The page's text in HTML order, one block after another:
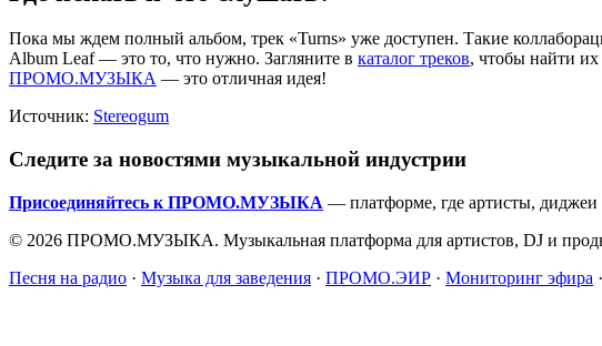
Пока мы ждем полный альбом, трек «Turns» уже доступен. Такие
Album Leaf — это то, что нужно. Загляните в каталог треков, чтобы найти
ПРОМО.МУЗЫКА — это отличная идея!
Источник: Stereogum
Следите за новостями музыкальной индустрии
Присоединяйтесь к ПРОМО.МУЗЫКА — платформе, где артисты, диджеи
© 2026 ПРОМО.МУЗЫКА. Музыкальная платформа для артистов, DJ и
Песня на радио · Музыка для заведения · ПРОМО.ЭИР · Мониторинг эфира ·